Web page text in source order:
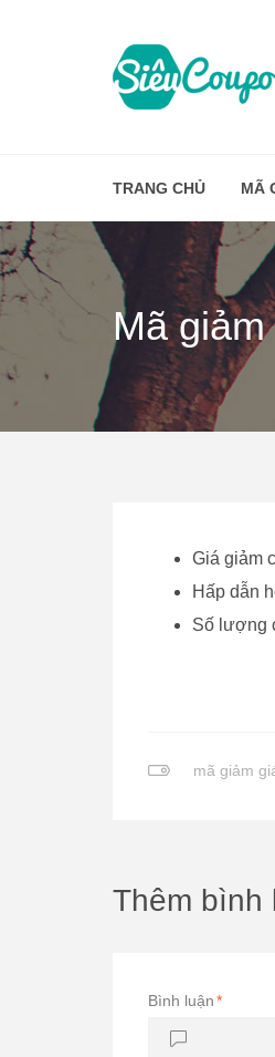
TRANG CHỦ MÃ
Mã
Giá giảm
Hấp dẫn
Số lượng
mã giảm
Thêm bình
Bình luận*